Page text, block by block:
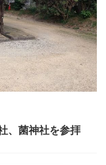
、菌神社を参拝